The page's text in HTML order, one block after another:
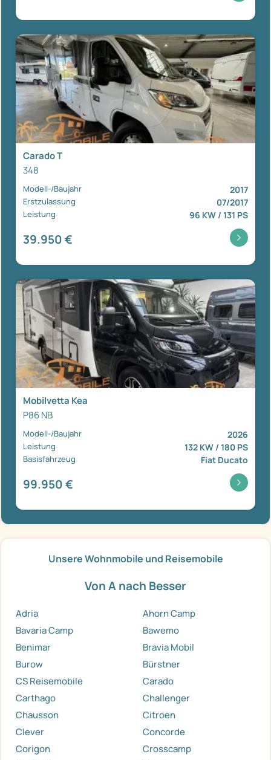
Carado T
348
Modell-/Baujahr 2017
Erstzulassung 07/2017
Leistung 96 KW / 131 PS
39.950 €
Mobilvetta Kea
P86 NB
Modell-/Baujahr 2026
Leistung 132 KW / 180 PS
Basisfahrzeug Fiat Ducato
99.950 €
Unsere Wohnmobile und Reisemobile
Von A nach Besser
Adria
Ahorn Camp
Bavaria Camp
Bawemo
Benimar
Bravia Mobil
Burow
Bürstner
CS Reisemobile
Carado
Carthago
Challenger
Chausson
Citroen
Clever
Concorde
Corigon
Crosscamp